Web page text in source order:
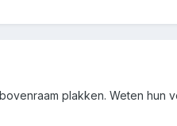
plakken. Weten hun